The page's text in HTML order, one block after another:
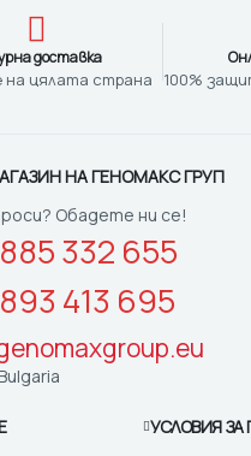
доставка
на цялата страна 100%
НА ГЕНОМАКС ГРУП
Обадете ни се!
332 655
413 695
УСЛОВИЯ ЗА